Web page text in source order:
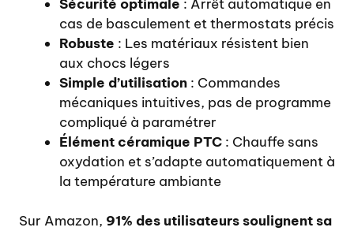
Sécurité optimale : Arrêt automatique en
cas de basculement et thermostats précis
Robuste : Les matériaux résistent bien
aux chocs légers
Simple d’utilisation : Commandes
mécaniques intuitives, pas de programme
compliqué à paramétrer
Élément céramique PTC : Chauffe sans
oxydation et s’adapte automatiquement à
la température ambiante
Sur Amazon, 91% des utilisateurs soulignent sa